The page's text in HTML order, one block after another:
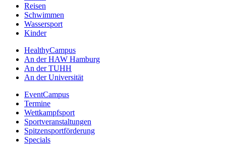
Reisen
Schwimmen
Wassersport
Kinder
HealthyCampus
An der HAW Hamburg
An der TUHH
An der Universität
EventCampus
Termine
Wettkampfsport
Sportveranstaltungen
Spitzensportförderung
Specials